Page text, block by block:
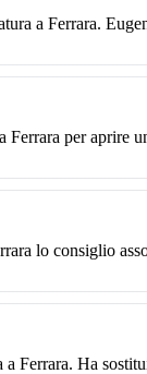
a Ferrara.
per aprire
lo consiglio
Ferrara. Ha